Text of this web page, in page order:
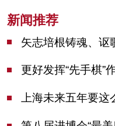
新闻推荐